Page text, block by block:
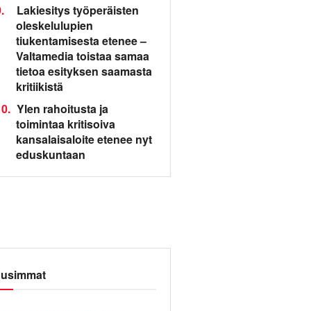
Lakiesitys työperäisten
oleskelulupien
tiukentamisesta etenee –
Valtamedia toistaa samaa
tietoa esityksen saamasta
kritiikistä
Ylen rahoitusta ja
toimintaa kritisoiva
kansalaisaloite etenee nyt
eduskuntaan